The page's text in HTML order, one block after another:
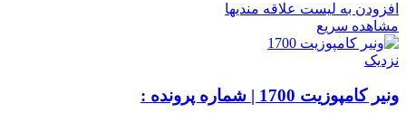
افزودن به لیست علاقه مندیها
مشاهده سریع
نزدیک
ونیر کامپوزیت 1700 | شماره پرونده :